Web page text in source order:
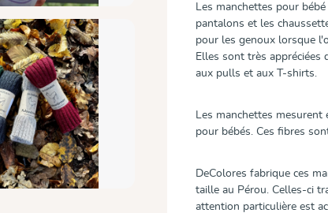
Les manchettes pour
pantalons et les
pour les genoux lorsque
Elles sont très appréciées
aux pulls et aux T-shirts.
Les manchettes
pour bébés. Ces fibres
DeColores fabrique ces
taille au Pérou. Celles-ci
attention particulière est